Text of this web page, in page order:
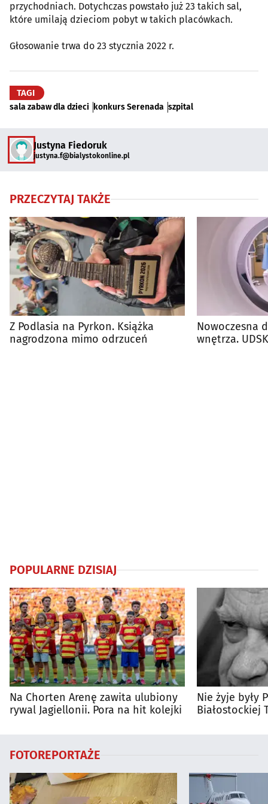
przychodniach. Dotychczas powstało już 23 takich sal,
które umilają dzieciom pobyt w takich placówkach.
Głosowanie trwa do 23 stycznia 2022 r.
TAGI
sala zabaw dla dzieci konkurs Serenada szpital
Justyna Fiedoruk
justyna.f@bialystokonline.pl
PRZECZYTAJ TAKŻE
Z Podlasia na Pyrkon. Książka
nagrodzona mimo odrzuceń
Nowoczesna
wnętrza.
POPULARNE DZISIAJ
Na Chorten Arenę zawita ulubiony
rywal Jagiellonii. Pora na hit kolejki
Nie żyje były
Białostockiej
FOTOREPORTAŻE